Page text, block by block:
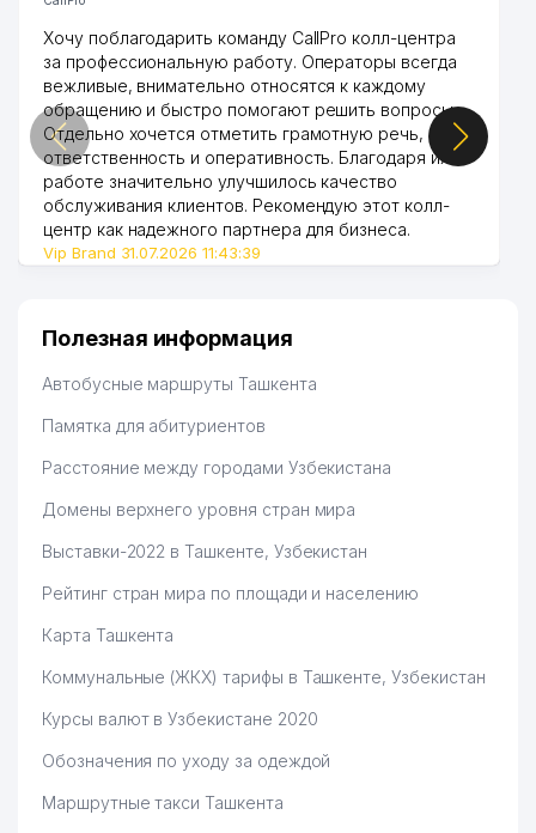
Хочу поблагодарить команду CallPro колл-центра
за профессиональную работу. Операторы всегда
вежливые, внимательно относятся к каждому
обращению и быстро помогают решить вопросы.
Отдельно хочется отметить грамотную речь,
ответственность и оперативность. Благодаря их
работе значительно улучшилось качество
обслуживания клиентов. Рекомендую этот колл-
центр как надежного партнера для бизнеса.
Vip Brand 31.07.2026 11:43:39
Полезная информация
Автобусные маршруты Ташкента
Памятка для абитуриентов
Расстояние между городами Узбекистана
Домены верхнего уровня стран мира
Выставки-2022 в Ташкенте, Узбекистан
Рейтинг стран мира по площади и населению
Карта Ташкента
Коммунальные (ЖКХ) тарифы в Ташкенте, Узбекистан
Курсы валют в Узбекистане 2020
Обозначения по уходу за одеждой
Маршрутные такси Ташкента